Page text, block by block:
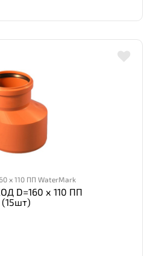
х 110 ПП WaterMark
D=160 х 110 ПП